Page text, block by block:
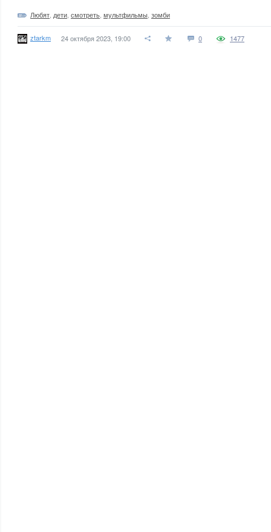
Любят дети смотреть мультфильмы зомби
ztarkm 24 октября 2023, 19:00 0 1477